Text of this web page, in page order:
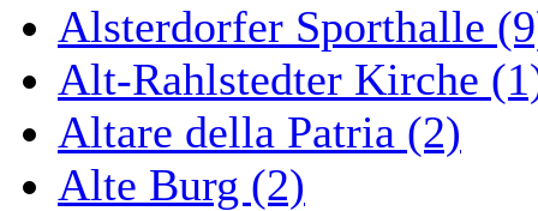
Alsterdorfer Sporthalle
Alt-Rahlstedter Kirche
Altare della Patria (2)
Alte Burg (2)